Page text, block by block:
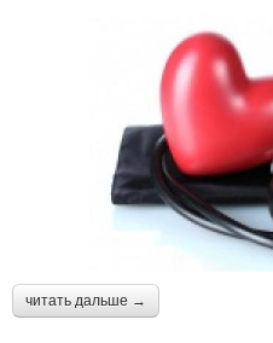
читать дальше →